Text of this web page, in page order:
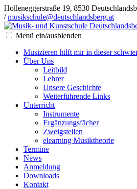
Holleneggerstraße 19, 8530
/musikschule@deutschlandsberg.at
Menü ein/ausblenden
Musizieren hilft mir in dieser
Über Uns
Leitbild
Lehrer
Unsere Geschichte
Weiterführende Links
Unterricht
Instrumente
Ergänzungsfächer
Zweigstellen
elearning Musiktheorie
Termine
News
Anmeldung
Downloads
Kontakt